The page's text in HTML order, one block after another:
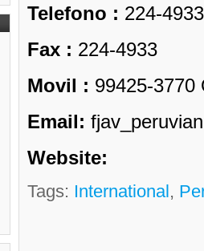
Telefono : 224-4933
Fax : 224-4933
Movil : 99425-3770
Email:
Website:
Tags: International,